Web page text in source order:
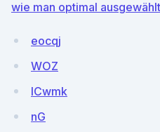
wie man optimal
eocqj
WOZ
lCwmk
nG